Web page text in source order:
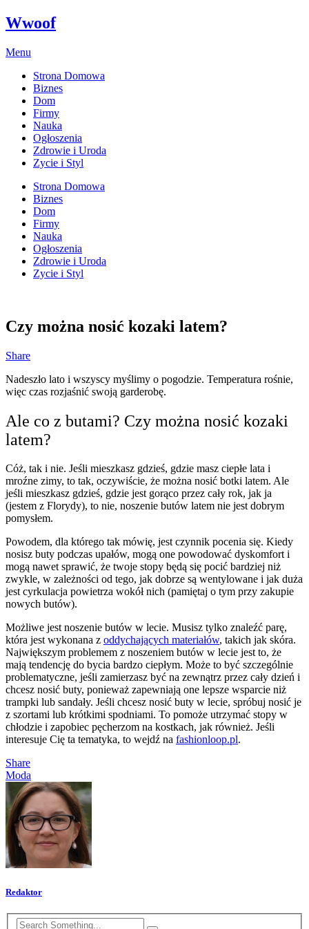
Wwoof
Menu
Strona Domowa
Biznes
Dom
Firmy
Nauka
Ogłoszenia
Zdrowie i Uroda
Zycie i Styl
Strona Domowa
Biznes
Dom
Firmy
Nauka
Ogłoszenia
Zdrowie i Uroda
Zycie i Styl
Czy można nosić kozaki latem?
Share
Nadeszło lato i wszyscy myślimy o pogodzie. Temperatura rośnie,
więc czas rozjaśnić swoją garderobę.
Ale co z butami? Czy można nosić kozaki
latem?
Cóż, tak i nie. Jeśli mieszkasz gdzieś, gdzie masz ciepłe lata i
mroźne zimy, to tak, oczywiście, że można nosić botki latem. Ale
jeśli mieszkasz gdzieś, gdzie jest gorąco przez cały rok, jak ja
(jestem z Florydy), to nie, noszenie butów latem nie jest dobrym
pomysłem.
Powodem, dla którego tak mówię, jest czynnik pocenia się. Kiedy
nosisz buty podczas upałów, mogą one powodować dyskomfort i
mogą nawet sprawić, że twoje stopy będą się pocić bardziej niż
zwykle, w zależności od tego, jak dobrze są wentylowane i jak duża
jest cyrkulacja powietrza wokół nich (pamiętaj o tym przy zakupie
nowych butów).
Możliwe jest noszenie butów w lecie. Musisz tylko znaleźć parę,
która jest wykonana z oddychających materiałów, takich jak skóra.
Największym problemem z noszeniem butów w lecie jest to, że
mają tendencję do bycia bardzo ciepłym. Może to być szczególnie
problematyczne, jeśli zamierzasz być na zewnątrz przez cały dzień i
chcesz nosić buty, ponieważ zapewniają one lepsze wsparcie niż
trampki lub sandały. Jeśli chcesz nosić buty w lecie, spróbuj nosić je
z szortami lub krótkimi spodniami. To pomoże utrzymać stopy w
chłodzie i zapobiec pęcherzom na kostkach, jak również. Jeśli
interesuje Cię ta tematyka, to wejdź na fashionloop.pl.
Share
Moda
Redaktor